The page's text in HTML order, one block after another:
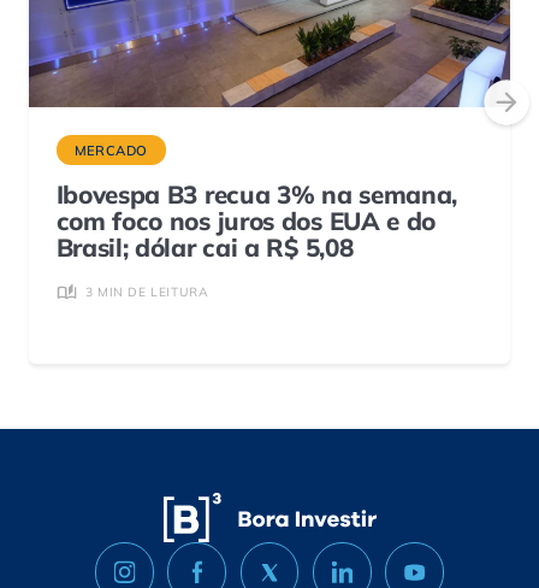
MERCADO
Ibovespa B3 recua 3% na semana,
com foco nos juros dos EUA e do
Brasil; dólar cai a R$ 5,08
3 MIN DE LEITURA